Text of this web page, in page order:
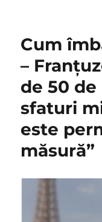
Cum
–
de 50 de
sfaturi
este
măsură”